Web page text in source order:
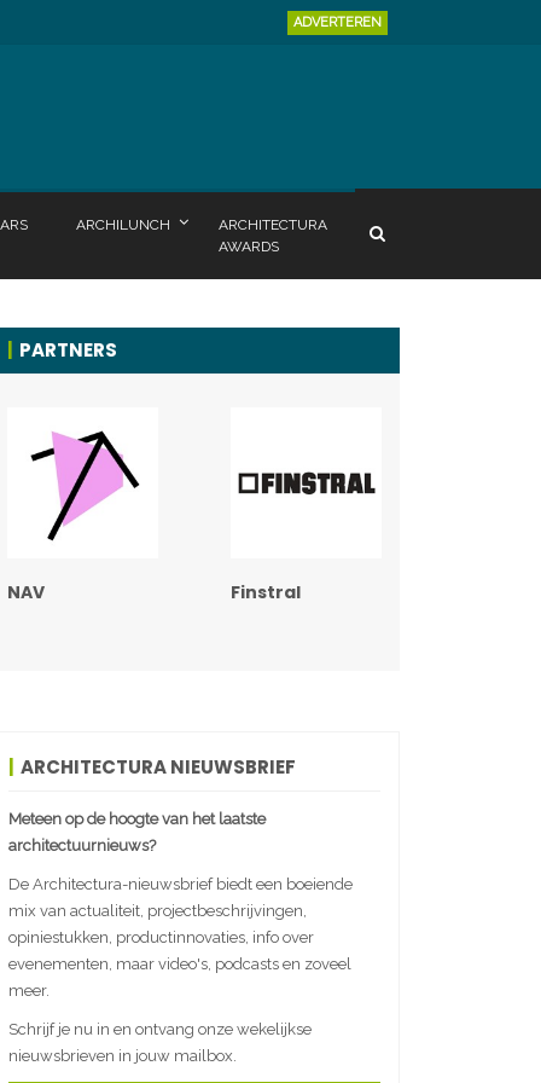
ADVERTEREN
ARCHILUNCH
ARCHITECTURA
AWARDS
PARTNERS
NAV Finstral
ARCHITECTURA NIEUWSBRIEF
Meteen op de hoogte van het laatste
architectuurnieuws?
De Architectura-nieuwsbrief biedt een boeiende
mix van actualiteit, projectbeschrijvingen,
opiniestukken, productinnovaties, info over
evenementen, maar video's, podcasts en zoveel
meer.
Schrijf je nu in en ontvang onze wekelijkse
nieuwsbrieven in jouw mailbox.